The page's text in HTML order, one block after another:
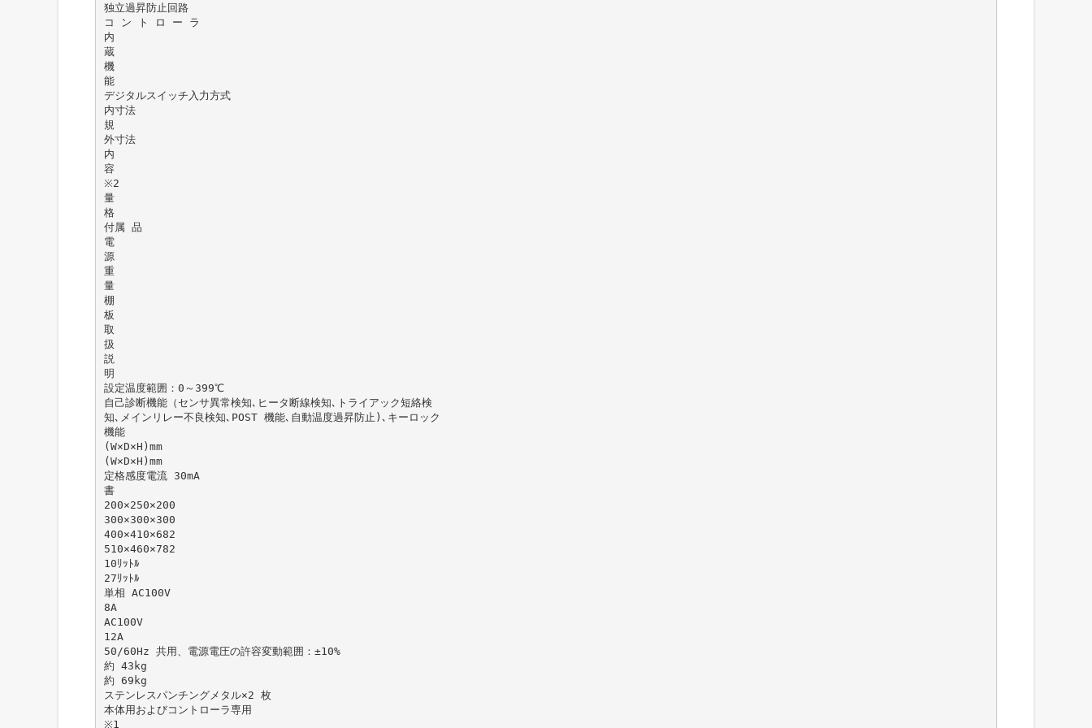
独立過昇防止回路
コ ン ト ロ ー ラ
内
蔵
機
能
デジタルスイッチ入力方式
内寸法
規
外寸法
内
容
※2
量
格
付属 品
電
源
重
量
棚
板
取
扱
説
明
設定温度範囲：0～399℃
自己診断機能（センサ異常検知､ヒータ断線検知､トライアック短絡検
知､メインリレー不良検知､POST 機能､自動温度過昇防止)､キーロック
機能
(W×D×H)mm
(W×D×H)mm
定格感度電流 30mA
書
200×250×200
300×300×300
400×410×682
510×460×782
10ﾘｯﾄﾙ
27ﾘｯﾄﾙ
単相 AC100V
8A
AC100V
12A
50/60Hz 共用、電源電圧の許容変動範囲：±10%
約 43kg
約 69kg
ステンレスパンチングメタル×2 枚
本体用およびコントローラ専用
※1